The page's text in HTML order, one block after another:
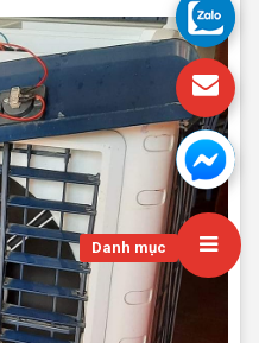
Danh mục